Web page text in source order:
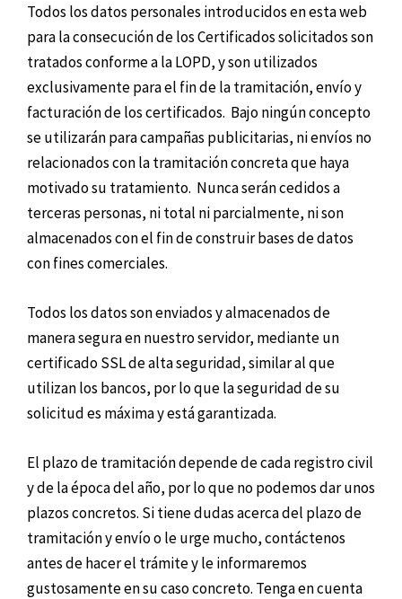
Todos los datos personales introducidos en esta web
para la consecución de los Certificados solicitados son
tratados conforme a la LOPD, y son utilizados
exclusivamente para el fin de la tramitación, envío y
facturación de los certificados. Bajo ningún concepto
se utilizarán para campañas publicitarias, ni envíos no
relacionados con la tramitación concreta que haya
motivado su tratamiento. Nunca serán cedidos a
terceras personas, ni total ni parcialmente, ni son
almacenados con el fin de construir bases de datos
con fines comerciales.
Todos los datos son enviados y almacenados de
manera segura en nuestro servidor, mediante un
certificado SSL de alta seguridad, similar al que
utilizan los bancos, por lo que la seguridad de su
solicitud es máxima y está garantizada.
El plazo de tramitación depende de cada registro civil
y de la época del año, por lo que no podemos dar unos
plazos concretos. Si tiene dudas acerca del plazo de
tramitación y envío o le urge mucho, contáctenos
antes de hacer el trámite y le informaremos
gustosamente en su caso concreto. Tenga en cuenta